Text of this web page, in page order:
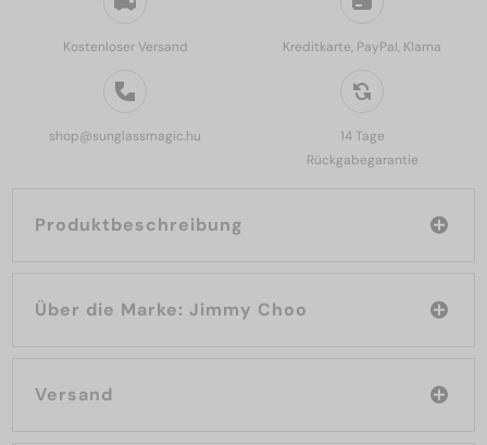
Kostenloser Versand Kreditkarte, PayPal, Klarna
shop@sunglassmagic.hu
14 Tage
Rückgabegarantie
Produktbeschreibung
Über die Marke: Jimmy Choo
Versand